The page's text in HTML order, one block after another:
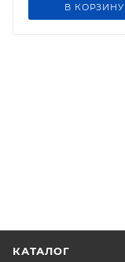
В КОРЗИНУ
КАТАЛОГ